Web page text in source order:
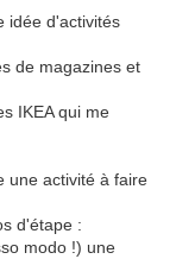
idée d'activités
de magazines et
IKEA qui me
une activité à faire
d'étape :
modo !) une